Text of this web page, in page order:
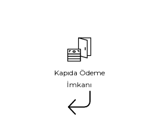
Kapıda Ödeme
İmkanı